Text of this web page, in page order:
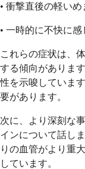
• 衝撃直後の軽い
• 一時的に不快に
これらの症状は、
する傾向がありま
性を示唆していま
要があります。
次に、より深刻な
インについて話し
りの血管がより重
しています。